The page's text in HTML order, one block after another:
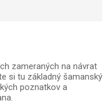
zameraných na návrat
si tu základný šamanský
poznatkov a